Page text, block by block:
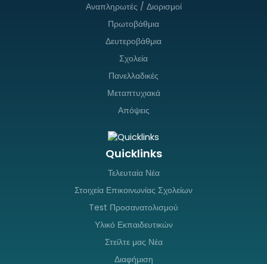
Αναπληρωτές / Διορισμοί
Πρωτοβάθμια
Δευτεροβάθμια
Σχολεία
Πανελλαδικές
Μεταπτυχιακά
Απόψεις
Quicklinks
Τελευταία Νέα
Στοιχεία Επικοινωνίας Σχολείων
Test Προσανατολισμού
Υλικό Εκπαιδευτικών
Στείλτε μας Νέα
Διαφήμιση